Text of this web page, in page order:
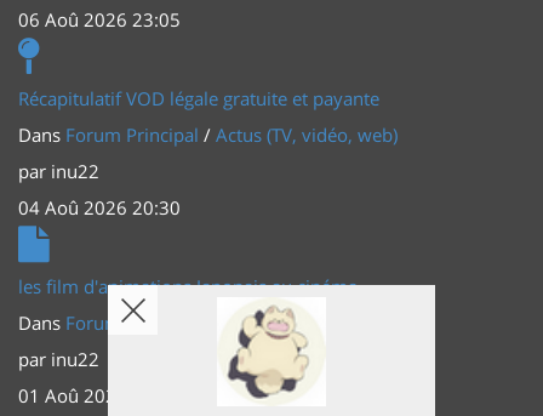
06 Aoû 2026 23:05
Récapitulatif VOD légale gratuite et payante
Dans Forum Principal / Actus (TV, vidéo, web)
par inu22
04 Aoû 2026 20:30
les film d'animations Japonais au cinéma
Dans Forum Principal
Actus (TV, vidéo, web)
par inu22
01 Aoû 2026 20:56